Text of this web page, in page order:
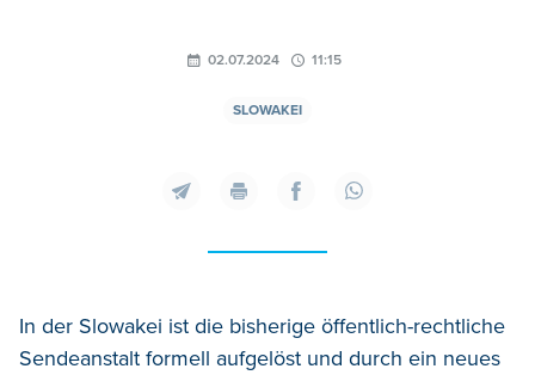
02.07.2024 11:15
SLOWAKEI
In der Slowakei ist die bisherige öffentlich-rechtliche
Sendeanstalt formell aufgelöst und durch ein neues